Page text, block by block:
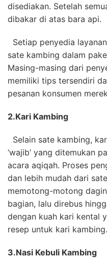
disediakan. Setelah
dibakar di atas bara api.
Setiap penyedia
sate kambing dalam
Masing-masing dari
memiliki tips tersendiri
pesanan konsumen
2.Kari Kambing
Selain sate kambing,
‘wajib’ yang ditemukan
acara aqiqah. Proses
dan lebih mudah dari
memotong-motong
bagian, lalu direbus
dengan kuah kari kental
resep untuk kari kambing.
3.Nasi Kebuli Kambing